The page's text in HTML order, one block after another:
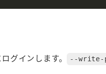
グインします。 --write-